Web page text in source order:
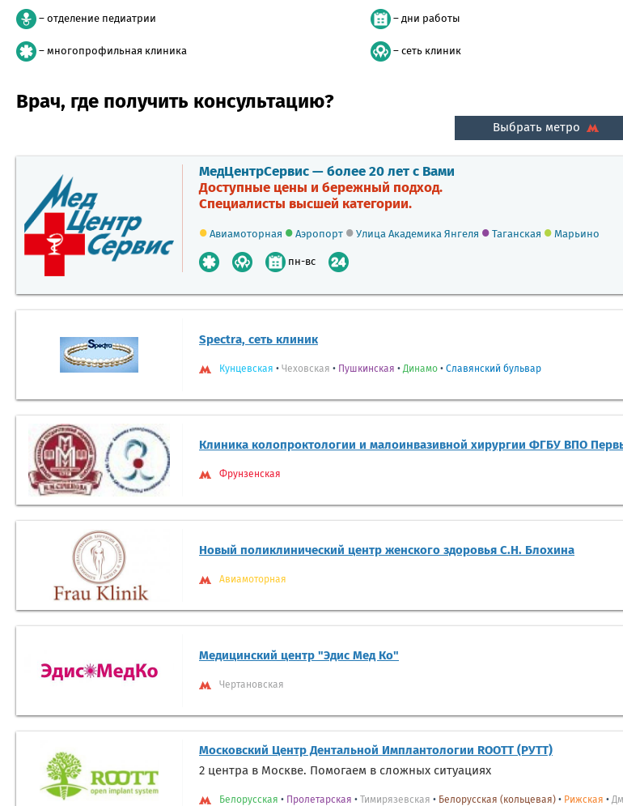
– отделение педиатрии – дни работы
– многопрофильная клиника – сеть клиник
Врач, где получить консультацию?
Выбрать метро
МедЦентрСервис — более 20 лет с Вами
Доступные цены и бережный подход.
Специалисты высшей категории.
• Авиамоторная • Аэропорт • Улица Академика Янгеля • Таганская • Марьино
пн-вс
Spectra, сеть клиник
Кунцевская • Чеховская • Пушкинская • Динамо • Славянский бульвар
Клиника колопроктологии и малоинвазивной хирургии ФГБУ ВПО
Фрунзенская
Новый поликлинический центр женского здоровья С.Н. Блохина
Авиамоторная
Медицинский центр "Эдис Мед Ко"
Чертановская
Московский Центр Дентальной Имплантологии ROOTT (РУТТ)
2 центра в Москве. Помогаем в сложных ситуациях
Белорусская • Пролетарская • Тимирязевская • Белорусская (кольцевая) • Рижская •